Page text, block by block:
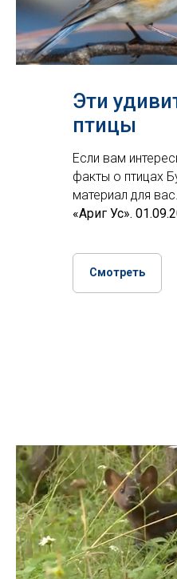
Эти
птицы
Если вам
факты о птицах
материал для вас.
«Ариг Ус».
Смотреть